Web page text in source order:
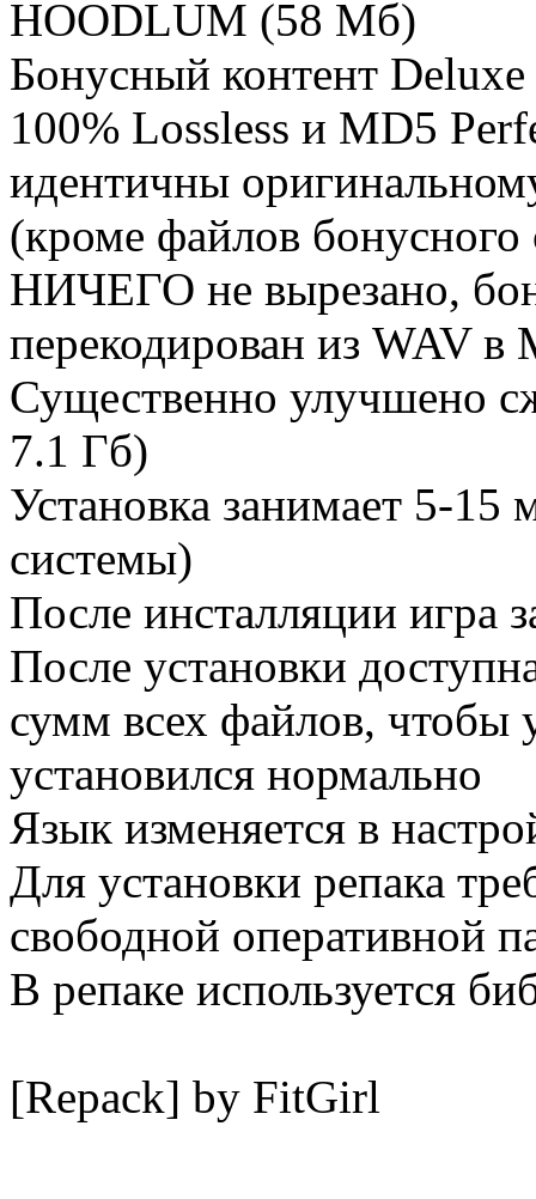
HOODLUM (58 Мб)
Бонусный контент
100% Lossless и MD5
идентичны
(кроме файлов бонусного
НИЧЕГО не вырезано,
перекодирован из WAV в
Существенно улучшено
7.1 Гб)
Установка занимает 5-15
системы)
После инсталляции игра
После установки
сумм всех файлов, чтобы
установился нормально
Язык изменяется в
Для установки репака
свободной оперативной
В репаке используется
[Repack] by FitGirl